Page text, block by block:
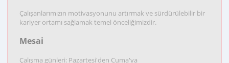
Çalışanlarımızın motivasyonunu artırmak ve sürdürülebilir bir
kariyer ortamı sağlamak temel önceliğimizdir.
Mesai
Çalışma günleri: Pazartesi'den Cuma'ya